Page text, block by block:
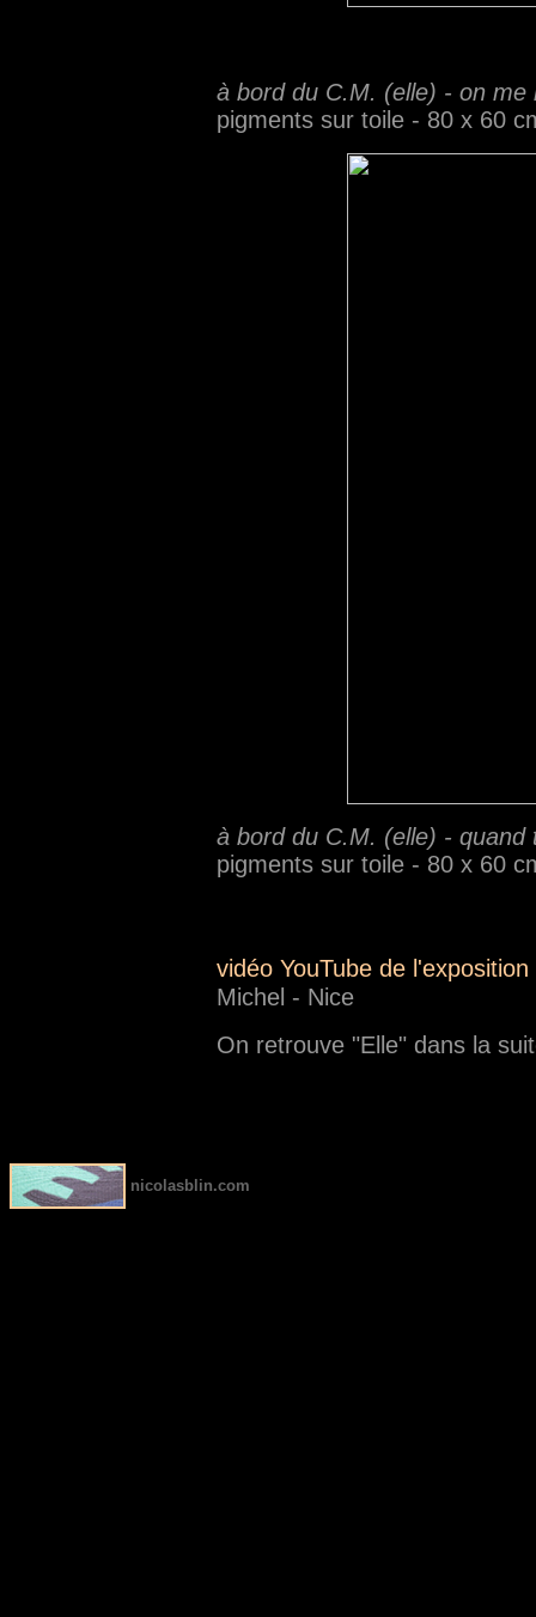
à bord du C.M. (elle) - on
pigments sur toile - 80 x 60
à bord du C.M. (elle) -
pigments sur toile - 80 x 60
vidéo YouTube de l'exposition
Michel - Nice
On retrouve "Elle" dans la
nicolasblin.com